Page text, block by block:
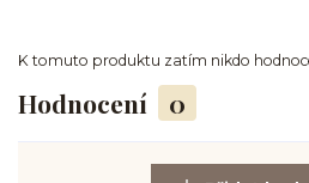
Hodnocení 0
K tomuto produktu zatím nikdo